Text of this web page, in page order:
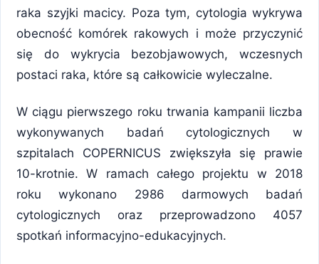
raka szyjki macicy. Poza tym, cytologia wykrywa
obecność komórek rakowych i może przyczynić
się do wykrycia bezobjawowych, wczesnych
postaci raka, które są całkowicie wyleczalne.
W ciągu pierwszego roku trwania kampanii liczba
wykonywanych badań cytologicznych w
szpitalach COPERNICUS zwiększyła się prawie
10-krotnie. W ramach całego projektu w 2018
roku wykonano 2986 darmowych badań
cytologicznych oraz przeprowadzono 4057
spotkań informacyjno-edukacyjnych.